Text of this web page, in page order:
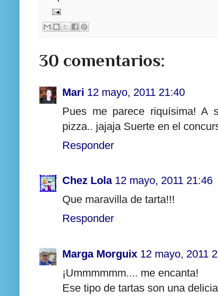
30 comentarios:
Mari 12 mayo, 2011 21:40
Pues me parece riquísima! A
pizza.. jajaja Suerte en el
Responder
Chez Lola 12 mayo, 2011 21:46
Que maravilla de tarta!!!
Responder
Marga Morguix 12 mayo, 2011
¡Ummmmmm.... me encanta!
Ese tipo de tartas son una